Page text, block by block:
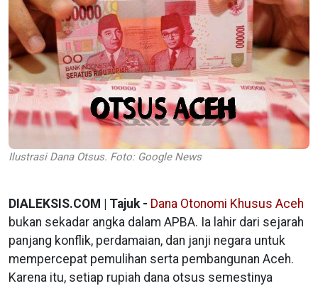
Ilustrasi Dana Otsus. Foto: Google News
DIALEKSIS.COM | Tajuk - Dana Otonomi Khusus Aceh
bukan sekadar angka dalam APBA. Ia lahir dari sejarah
panjang konflik, perdamaian, dan janji negara untuk
mempercepat pemulihan serta pembangunan Aceh.
Karena itu, setiap rupiah dana otsus semestinya